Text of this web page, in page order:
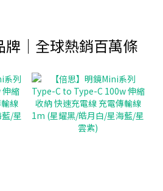
｜全球熱銷百萬條